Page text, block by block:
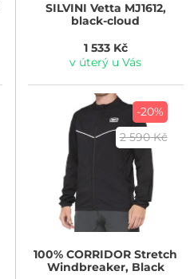
SILVINI Vetta MJ1612,
black-cloud
1 533 Kč
v úterý u Vás
-20%
2 590 Kč
100% CORRIDOR Stretch
Windbreaker, Black